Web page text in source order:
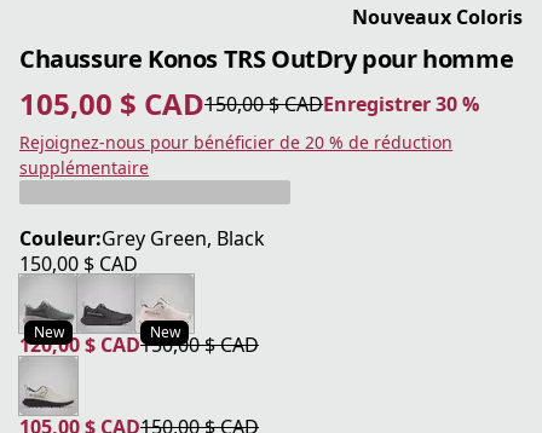
Nouveaux Coloris
Chaussure Konos TRS OutDry pour homme
105,00 $ CAD
prix actuel 105,00 $ CAD150,00 $ CAD
prix original 150,00 $ CAD Enregistrer 30 %
Enregistrer 30 %
Rejoignez-nous pour bénéficier de 20 % de réduction
supplémentaire
Couleur:Grey Green, Black
150,00 $ CAD
prix actuel 150,00 $ CAD
New New
120,00 $ CAD
prix actuel 120,00 $ CAD
150,00 $ CAD
prix original 150,00 $ CAD
105,00 $ CAD150,00 $ CAD